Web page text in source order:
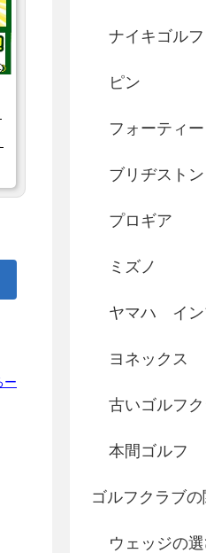
ー
ナイキゴルフ
ピン
フォーティ
ブリヂスト
プロギア
ミズノ
ヤマハ イン
ヨネックス
古いゴルフ
本間ゴルフ
ゴルフクラブ
ウェッジの